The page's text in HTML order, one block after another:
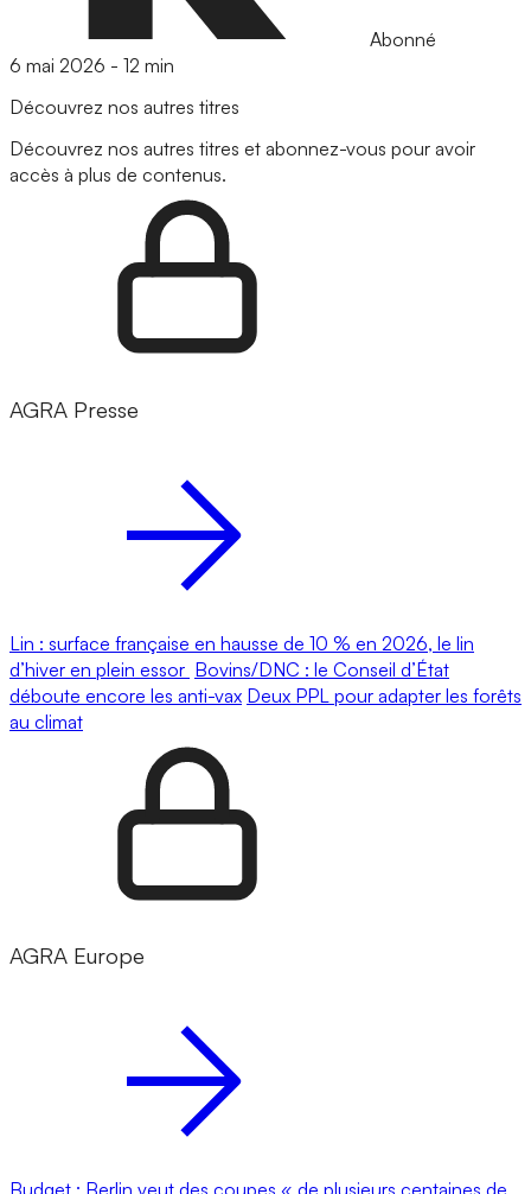
Abonné
6 mai 2026 - 12 min
Découvrez nos autres titres
Découvrez nos autres titres et abonnez-vous pour avoir
accès à plus de contenus.
AGRA Presse
Lin : surface française en hausse de 10 % en 2026, le lin
d’hiver en plein essor Bovins/DNC : le Conseil d’État
déboute encore les anti-vax Deux PPL pour adapter les forêts
au climat
AGRA Europe
Budget : Berlin veut des coupes « de plusieurs centaines de